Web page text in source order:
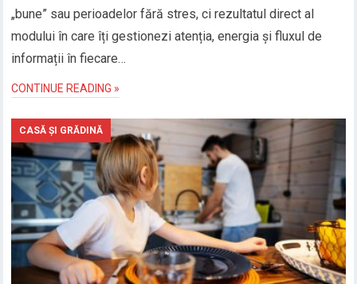
„bune” sau perioadelor fără stres, ci rezultatul direct al
modului în care îți gestionezi atenția, energia și fluxul de
informații în fiecare…
CONTINUE READING »
CASĂ ȘI GRĂDINĂ